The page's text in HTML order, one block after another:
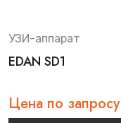
УЗИ-аппарат
EDAN SD1
Цена по запросу